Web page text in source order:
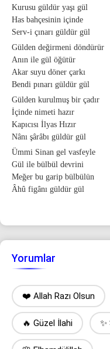
Kurusu güldür yaşı gül
Has bahçesinin içinde
Serv-i çınarı güldür gül
Gülden değirmeni döndürür
Anın ile gül öğütür
Akar suyu döner çarkı
Bendi pınarı güldür gül
Gülden kurulmuş bir çadır
İçinde nimeti hazır
Kapıcısı İlyas Hızır
Nânı şârâbı güldür gül
Ümmi Sinan gel vasfeyle
Gül ile bülbül devrini
Meğer bu garip bülbülün
Âhû figânı güldür gül
Yorumlar
❤️ Allah Razı Olsun
🔥 Güzel İlahi ✨